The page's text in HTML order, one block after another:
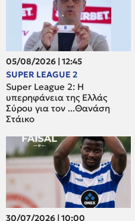
05/08/2026 | 12:45
SUPER LEAGUE 2
Super League 2: H
υπερηφάνεια της Ελλάς
Σύρου για τον ...Θανάση
Στάικο
30/07/2026 | 10:00